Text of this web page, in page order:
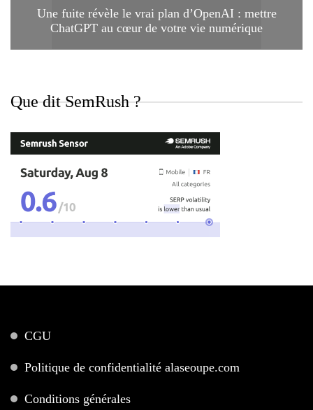
Une fuite révèle le vrai plan d’OpenAI : mettre
ChatGPT au cœur de votre vie numérique
Que dit SemRush ?
CGU
Politique de confidentialité alaseoupe.com
Conditions générales